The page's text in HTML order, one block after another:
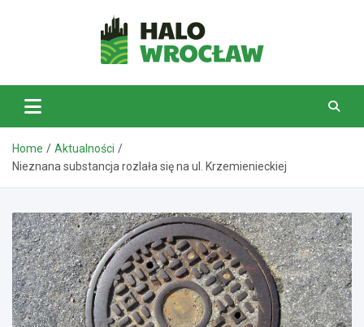
HaloWrocław.pl
Home
Aktualności
Nieznana substancja rozlała się na ul. Krzemienieckiej